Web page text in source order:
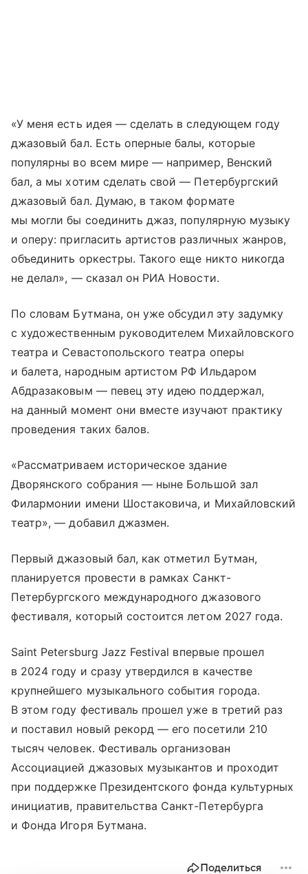
«У меня есть идея — сделать в следующем году
джазовый бал. Есть оперные балы, которые
популярны во всем мире — например, Венский
бал, а мы хотим сделать свой — Петербургский
джазовый бал. Думаю, в таком формате
мы могли бы соединить джаз, популярную музыку
и оперу: пригласить артистов различных жанров,
объединить оркестры. Такого еще никто никогда
не делал», — сказал он РИА Новости.
По словам Бутмана, он уже обсудил эту задумку
с художественным руководителем Михайловского
театра и Севастопольского театра оперы
и балета, народным артистом РФ Ильдаром
Абдразаковым — певец эту идею поддержал,
на данный момент они вместе изучают практику
проведения таких балов.
«Рассматриваем историческое здание
Дворянского собрания — ныне Большой зал
Филармонии имени Шостаковича, и Михайловский
театр», — добавил джазмен.
Первый джазовый бал, как отметил Бутман,
планируется провести в рамках Санкт-
Петербургского международного джазового
фестиваля, который состоится летом 2027 года.
Saint Petersburg Jazz Festival впервые прошел
в 2024 году и сразу утвердился в качестве
крупнейшего музыкального события города.
В этом году фестиваль прошел уже в третий раз
и поставил новый рекорд — его посетили 210
тысяч человек. Фестиваль организован
Ассоциацией джазовых музыкантов и проходит
при поддержке Президентского фонда культурных
инициатив, правительства Санкт-Петербурга
и Фонда Игоря Бутмана.
Поделиться